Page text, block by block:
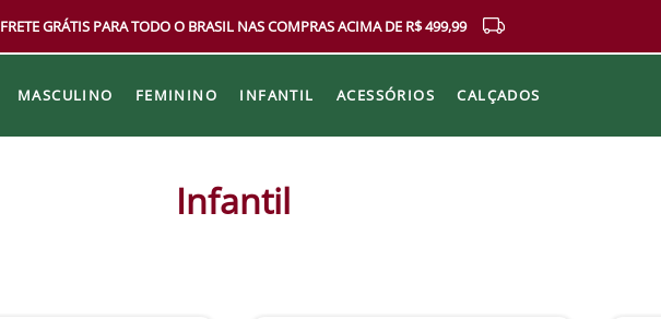
FRETE GRÁTIS PARA TODO O BRASIL NAS COMPRAS ACIMA DE R$ 499,99
MASCULINO FEMININO INFANTIL ACESSÓRIOS CALÇADOS
Infantil